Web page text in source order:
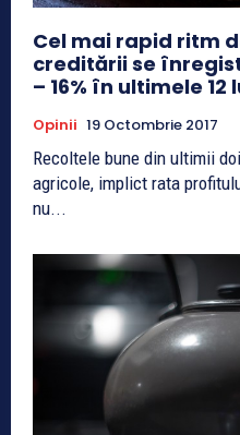
Cel mai rapid ritm
creditării se
– 16% în ultimele 12
Opinii 19 Octombrie 2017
Recoltele bune din ultimii
agricole, implict rata
nu...